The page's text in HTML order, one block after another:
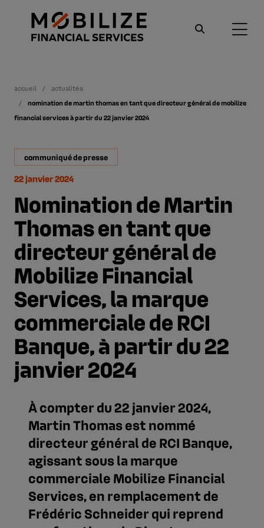
accueil
actualités
nomination de martin thomas en tant que directeur général de mobilize
financial services à partir du 22 janvier 2024
communiqué de presse
22 janvier 2024
Nomination de Martin
Thomas en tant que
directeur général de
Mobilize Financial
Services, la marque
commerciale de RCI
Banque, à partir du 22
janvier 2024
À compter du 22 janvier 2024,
Martin Thomas est nommé
directeur général de RCI Banque,
agissant sous la marque
commerciale Mobilize Financial
Services, en remplacement de
Frédéric Schneider qui reprend